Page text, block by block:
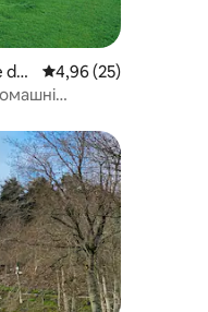
de
Середня оцінка: 4,96
4,96 (25)